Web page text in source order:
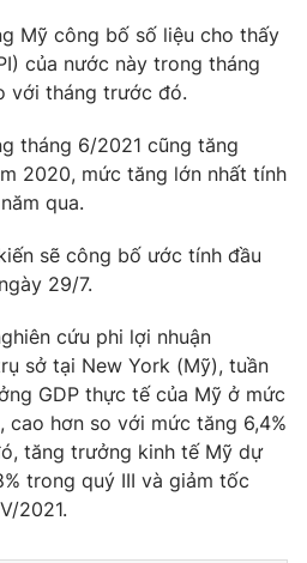
hình Việt Nam
và báo điện tử số 483/GP-BTTTT
Mỹ Hạnh, Phạm Quốc Thắng,
Mỹ công bố số liệu cho thấy
của nước này trong tháng
với tháng trước đó.
tháng 6/2021 cũng tăng
2020, mức tăng lớn nhất tính
qua.
sẽ công bố ước tính đầu
29/7.
cứu phi lợi nhuận
sở tại New York (Mỹ), tuần
GDP thực tế của Mỹ ở mức
cao hơn so với mức tăng 6,4%
tăng trưởng kinh tế Mỹ dự
trong quý III và giảm tốc
2021.